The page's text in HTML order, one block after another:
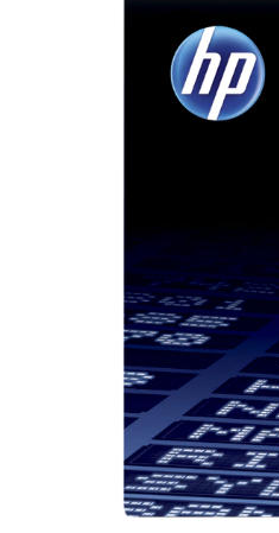
Accesorii multifunctionale
Consumabile imprimanta
Cartuse inkjet si cerneala
Consumabile imprimanta
Tonere compatibile
Cartuse compatibile